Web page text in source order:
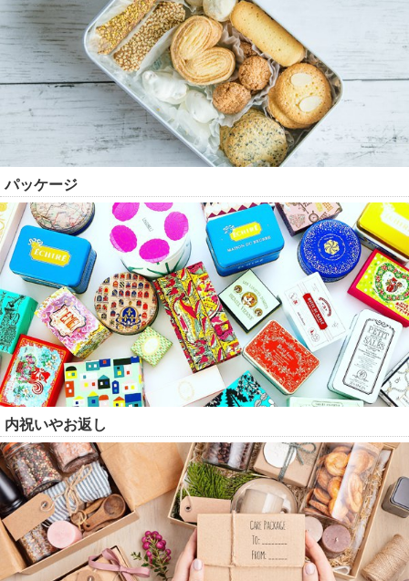
パッケージ
内祝いやお返し